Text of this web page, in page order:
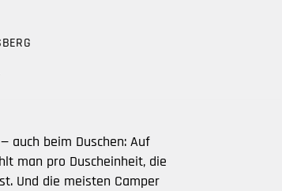
auch beim Duschen: Auf
man pro Duscheinheit, die
Und die meisten Camper